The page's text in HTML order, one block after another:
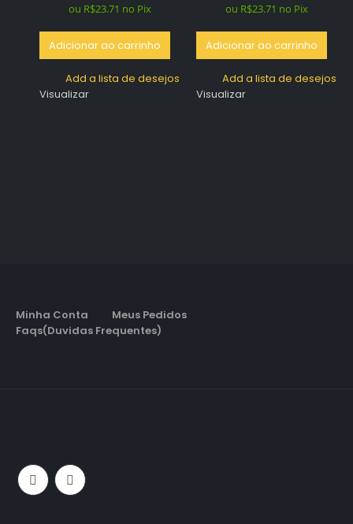
era:
é:
ou R$23.71 no Pix
Adicionar ao carrinho
Add a lista de desejos
Visualizar
ou R$23.71 no Pix
Adicionar ao carrinho
Add a lista de desejos
Visualizar
Minha Conta
Meus Pedidos
Faqs(Duvidas Frequentes)